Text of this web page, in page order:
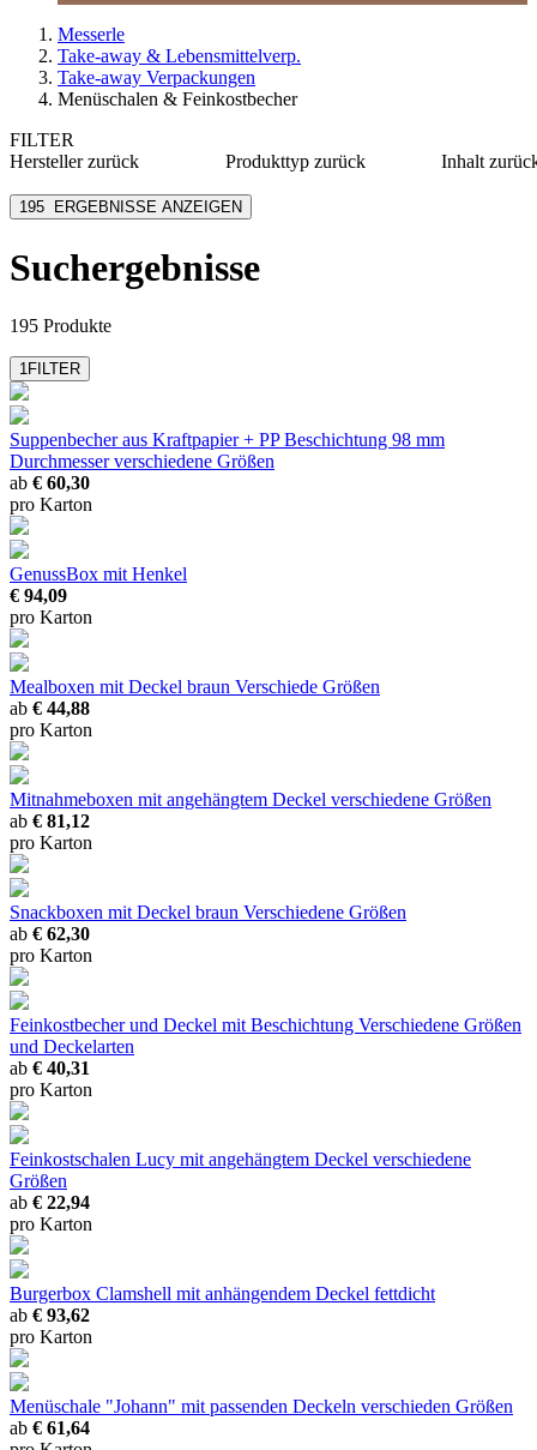
Messerle
Take-away & Lebensmittelverp.
Take-away Verpackungen
Menüschalen & Feinkostbecher
FILTER
Herstellerzurück
sabert
Dart Container
Duni BioPak
mehr anzeigen
Produkttyp zurück
Einleger
Inhalt
195 ERGEBNISSE ANZEIGEN
Suchergebnisse
195 Produkte
1FILTER
Suppenbecher aus Kraftpapier + PP Beschichtung 98 mm
Durchmesserverschiedene Größen
ab € 60,30
pro Karton
GenussBox mit Henkel
€ 94,09
pro Karton
Mealboxen mit Deckel braun Verschiede Größen
ab € 44,88
pro Karton
Mitnahmeboxen mit angehängtem Deckel verschiedene Größen
ab € 81,12
pro Karton
Snackboxen mit Deckel braun Verschiedene Größen
ab € 62,30
pro Karton
Feinkostbecher und Deckel mit Beschichtung Verschiedene Größen
und Deckelarten
ab € 40,31
pro Karton
Feinkostschalen Lucy mit angehängtem Deckel verschiedene
Größen
ab € 22,94
pro Karton
Burgerbox Clamshell mit anhängendem Deckel fettdicht
ab € 93,62
pro Karton
Menüschale "Johann" mit passenden Deckeln verschieden Größen
ab € 61,64